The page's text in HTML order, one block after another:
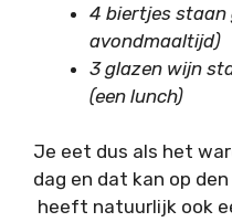
4 biertjes staan
avondmaaltijd)
3 glazen wijn
(een lunch)
Je eet dus als het
dag en dat kan op
heeft natuurlijk ook